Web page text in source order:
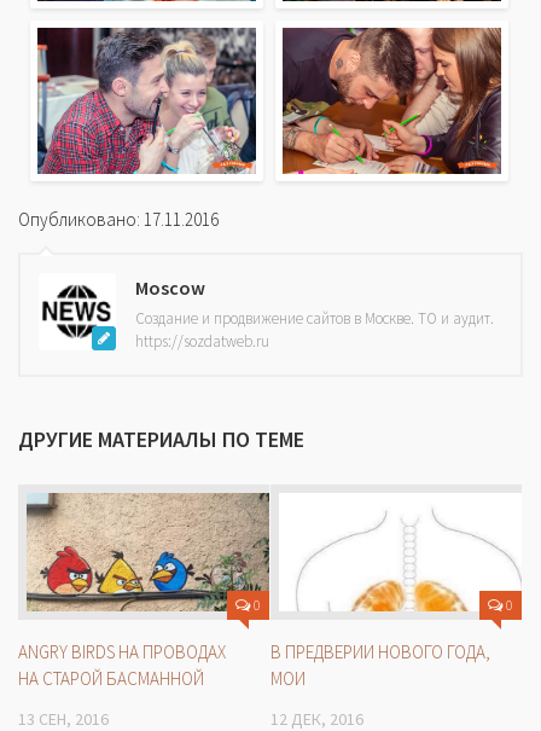
Опубликовано: 17.11.2016
Moscow
Создание и продвижение сайтов в Москве. ТО и аудит.
https://sozdatweb.ru
ДРУГИЕ МАТЕРИАЛЫ ПО ТЕМЕ
0
ANGRY BIRDS НА ПРОВОДАХ
НА СТАРОЙ БАСМАННОЙ
13 СЕН, 2016
0
В ПРЕДВЕРИИ НОВОГО ГОДА,
МОИ
12 ДЕК, 2016